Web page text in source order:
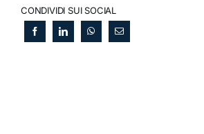
CONDIVIDI SUI SOCIAL